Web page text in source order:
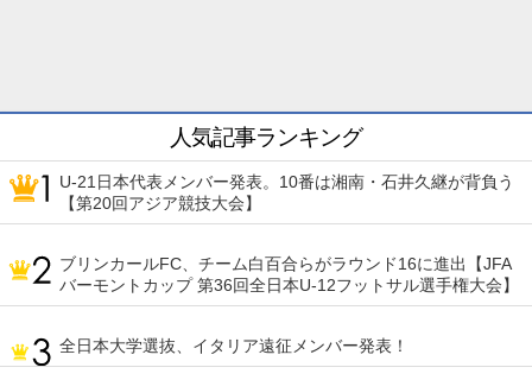
人気記事ランキング
U-21日本代表メンバー発表。10番は湘南・石井久継が背負う
【第20回アジア競技大会】
ブリンカールFC、チーム白百合らがラウンド16に進出【JFA
バーモントカップ 第36回全日本U-12フットサル選手権大会】
全日本大学選抜、イタリア遠征メンバー発表！